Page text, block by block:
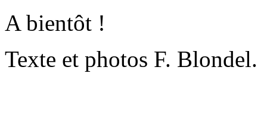
A bientôt !
Texte et photos F. Blondel.